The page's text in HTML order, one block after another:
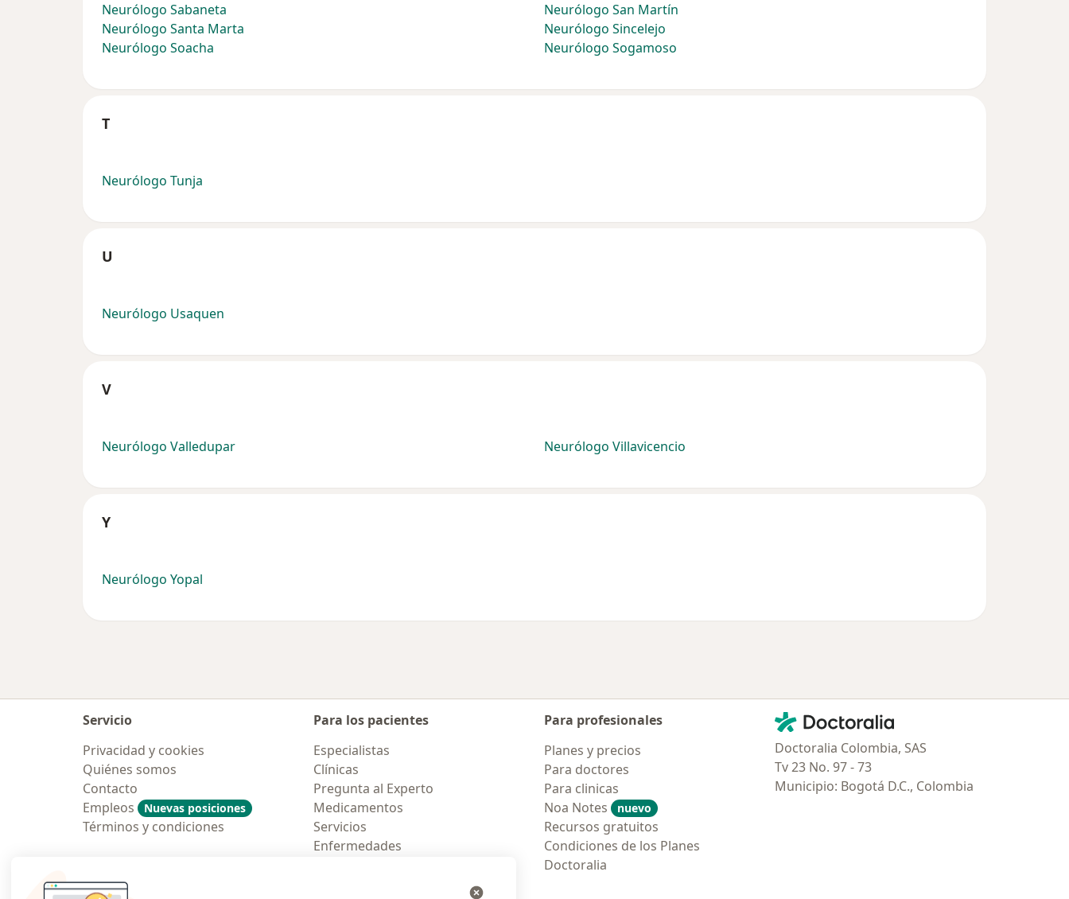
Neurólogo Sabaneta
Neurólogo San Martín
Neurólogo Santa Marta
Neurólogo Sincelejo
Neurólogo Soacha
Neurólogo Sogamoso
T
Neurólogo Tunja
U
Neurólogo Usaquen
V
Neurólogo Valledupar Neurólogo Villavicencio
Y
Neurólogo Yopal
Servicio
Privacidad y cookies
Quiénes somos
Contacto
Empleos
Nuevas posiciones
Términos y condiciones
Para los pacientes
Especialistas
Clínicas
Pregunta al Experto
Medicamentos
Servicios
Enfermedades
Para profesionales
Planes y precios
Para doctores
Para clinicas
Noa Notes
nuevo
Recursos gratuitos
Condiciones de los Planes
Doctoralia
Contacto
Doctoralia - Página de inicio
Doctoralia Colombia, SAS
Tv 23 No. 97 - 73
Municipio: Bogotá D.C., Colombia